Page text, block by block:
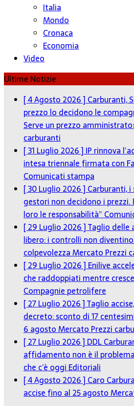
Italia
Mondo
Cronaca
Economia
Video
Ultime Notizie
[ 4 Agosto 2026 ]Carburanti,
prezzo lo decidono le
Serve un prezzo
carburanti
[ 31 Luglio 2026 ]IP rinnova
intesa triennale firmata con
Comunicati stampa
[ 30 Luglio 2026 ]Carburanti,
gestori non decidono i prezzi.
loro le responsabilità”
[ 29 Luglio 2026 ]Taglio delle
libero: i controlli non
colpevolezzaMercato Prezzi
[ 29 Luglio 2026 ]Enilive
che raddoppiati mentre
Compagnie petrolifere
[ 27 Luglio 2026 ]Taglio
decreto: sconto di 17
6 agostoMercato Prezzi
[ 27 Luglio 2026 ]DDL
affidamento non è il
che c’è oggiEditoriali
[ 4 Agosto 2026 ]Caro
accise fino al 25 agosto